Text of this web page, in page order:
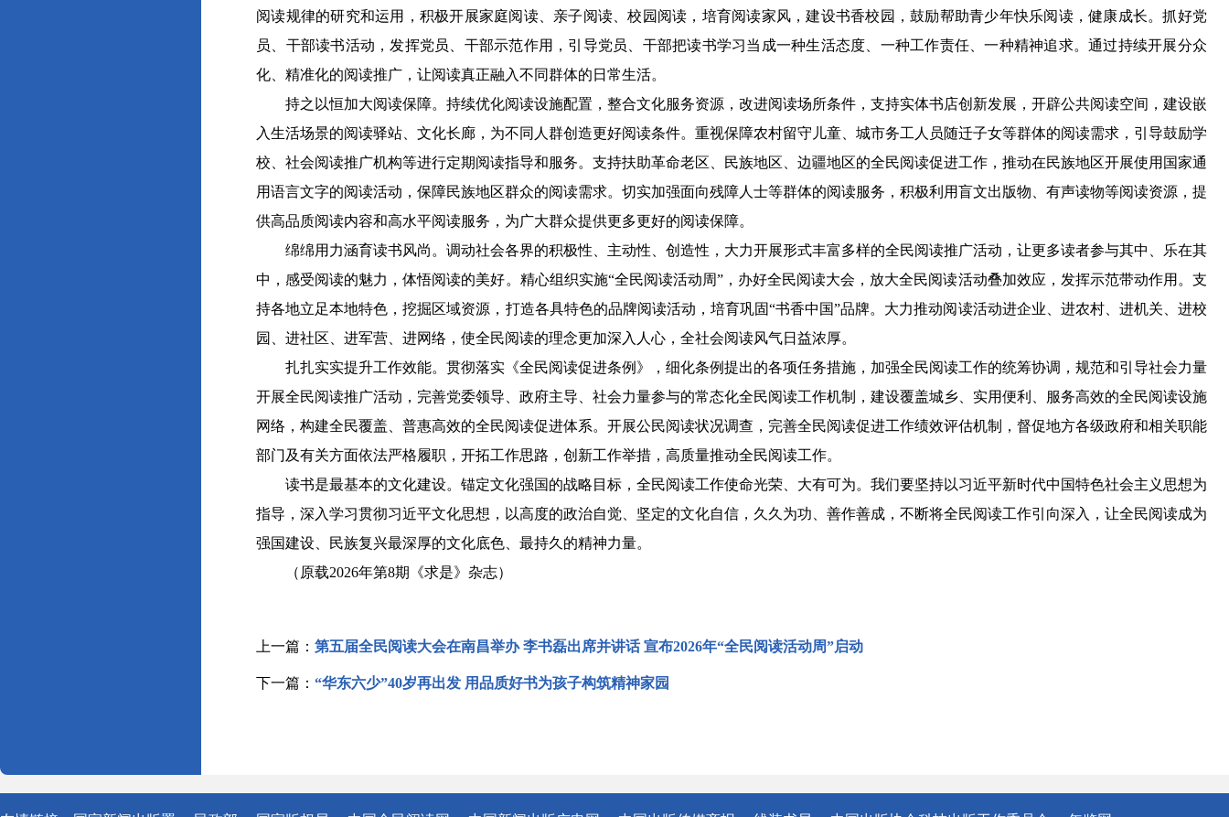
阅读规律的研究和运用，积极开展家庭阅读、亲子阅读、校园阅读，培育阅读家风，建设书香校园，鼓励帮助青少年快乐阅读，健康成长。抓好党
员、干部读书活动，发挥党员、干部示范作用，引导党员、干部把读书学习当成一种生活态度、一种工作责任、一种精神追求。通过持续开展分众
化、精准化的阅读推广，让阅读真正融入不同群体的日常生活。
持之以恒加大阅读保障。持续优化阅读设施配置，整合文化服务资源，改进阅读场所条件，支持实体书店创新发展，开辟公共阅读空间，建设嵌
入生活场景的阅读驿站、文化长廊，为不同人群创造更好阅读条件。重视保障农村留守儿童、城市务工人员随迁子女等群体的阅读需求，引导鼓励学
校、社会阅读推广机构等进行定期阅读指导和服务。支持扶助革命老区、民族地区、边疆地区的全民阅读促进工作，推动在民族地区开展使用国家通
用语言文字的阅读活动，保障民族地区群众的阅读需求。切实加强面向残障人士等群体的阅读服务，积极利用盲文出版物、有声读物等阅读资源，提
供高品质阅读内容和高水平阅读服务，为广大群众提供更多更好的阅读保障。
绵绵用力涵育读书风尚。调动社会各界的积极性、主动性、创造性，大力开展形式丰富多样的全民阅读推广活动，让更多读者参与其中、乐在其
中，感受阅读的魅力，体悟阅读的美好。精心组织实施“全民阅读活动周”，办好全民阅读大会，放大全民阅读活动叠加效应，发挥示范带动作用。支
持各地立足本地特色，挖掘区域资源，打造各具特色的品牌阅读活动，培育巩固“书香中国”品牌。大力推动阅读活动进企业、进农村、进机关、进校
园、进社区、进军营、进网络，使全民阅读的理念更加深入人心，全社会阅读风气日益浓厚。
扎扎实实提升工作效能。贯彻落实《全民阅读促进条例》，细化条例提出的各项任务措施，加强全民阅读工作的统筹协调，规范和引导社会力量
开展全民阅读推广活动，完善党委领导、政府主导、社会力量参与的常态化全民阅读工作机制，建设覆盖城乡、实用便利、服务高效的全民阅读设施
网络，构建全民覆盖、普惠高效的全民阅读促进体系。开展公民阅读状况调查，完善全民阅读促进工作绩效评估机制，督促地方各级政府和相关职能
部门及有关方面依法严格履职，开拓工作思路，创新工作举措，高质量推动全民阅读工作。
读书是最基本的文化建设。锚定文化强国的战略目标，全民阅读工作使命光荣、大有可为。我们要坚持以习近平新时代中国特色社会主义思想为
指导，深入学习贯彻习近平文化思想，以高度的政治自觉、坚定的文化自信，久久为功、善作善成，不断将全民阅读工作引向深入，让全民阅读成为
强国建设、民族复兴最深厚的文化底色、最持久的精神力量。
（原载2026年第8期《求是》杂志）
上一篇： 第五届全民阅读大会在南昌举办 李书磊出席并讲话 宣布2026年“全民阅读活动周”启动
下一篇： “华东六少”40岁再出发 用品质好书为孩子构筑精神家园